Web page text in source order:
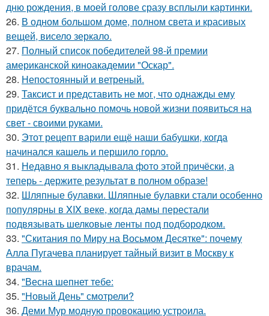
дню рождения, в моей голове сразу всплыли картинки.
26. В одном большом доме, полном света и красивых
вещей, висело зеркало.
27. Полный список победителей 98-й премии
американской киноакадемии "Оскар".
28. Непостоянный и ветреный.
29. Таксист и представить не мог, что однажды ему
придётся буквально помочь новой жизни появиться на
свет - своими руками.
30. Этот рецепт варили ещё наши бабушки, когда
начинался кашель и першило горло.
31. Недавно я выкладывала фото этой причёски, а
теперь - держите результат в полном образе!
32. Шляпные булавки. Шляпные булавки стали особенно
популярны в XIX веке, когда дамы перестали
подвязывать шелковые ленты под подбородком.
33. "Скитания по Миру на Восьмом Десятке": почему
Алла Пугачева планирует тайный визит в Москву к
врачам.
34. "Весна шепнет тебе:
35. "Новый День" смотрели?
36. Деми Мур модную провокацию устроила.